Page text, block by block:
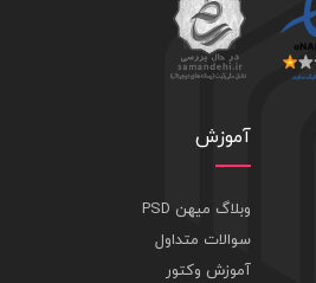
آموزش
وبلاگ میهن PSD
سوالات متداول
آموزش وکتور